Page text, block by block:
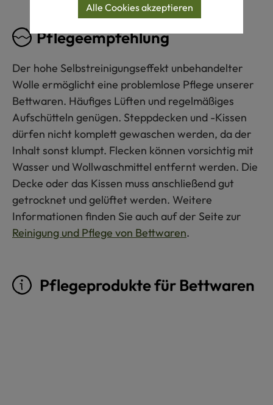
Pflegeempfehlung
Der hohe Selbstreinigungseffekt unbehandelter
Wolle ermöglicht eine problemlose Pflege unserer
Bettwaren. Häufiges Lüften und regelmäßiges
Aufschütteln genügen. Steppdecken und -Kissen
dürfen nicht komplett gewaschen werden, da der
Inhalt sonst klumpt. Flecken können vorsichtig mit
Wasser und Wollwaschmittel entfernt werden. Die
Decke oder das Kissen muss anschließend gut
getrocknet und gelüftet werden. Weitere
Informationen finden Sie auch auf der Seite zur
Reinigung und Pflege von Bettwaren.
Pflegeprodukte für Bettwaren
Alle Cookies akzeptieren